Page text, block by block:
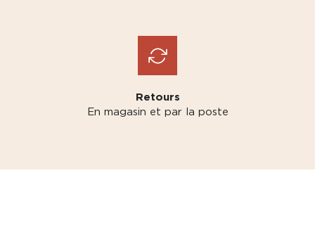
Retours
En magasin et par la poste